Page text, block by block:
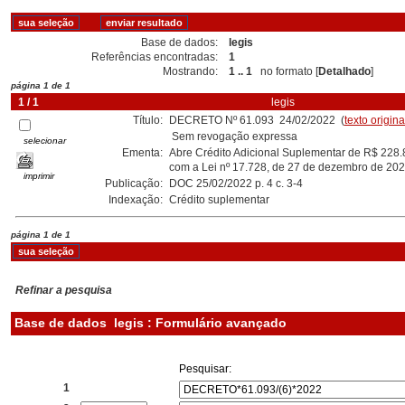
Base de dados:
legis
Referências encontradas:
1
Mostrando:
1 .. 1 no formato [Detalhado]
página 1 de 1
1 / 1 legis
selecionar
imprimir
Título: DECRETO Nº 61.093 24/02/2022 (texto
Sem revogação expressa
Ementa: Abre Crédito Adicional Suplementar de R$
com a Lei nº 17.728, de 27 de dezembro de
Publicação:
DOC 25/02/2022 p. 4 c. 3-4
Indexação: Crédito suplementar
página 1 de 1
Refinar a pesquisa
Base de dados legis : Formulário avançado
Pesquisar:
1